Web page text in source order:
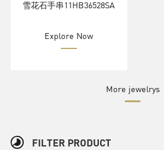
雪花石手串11HB36528SA
Explore Now
More jewelrys
FILTER PRODUCT